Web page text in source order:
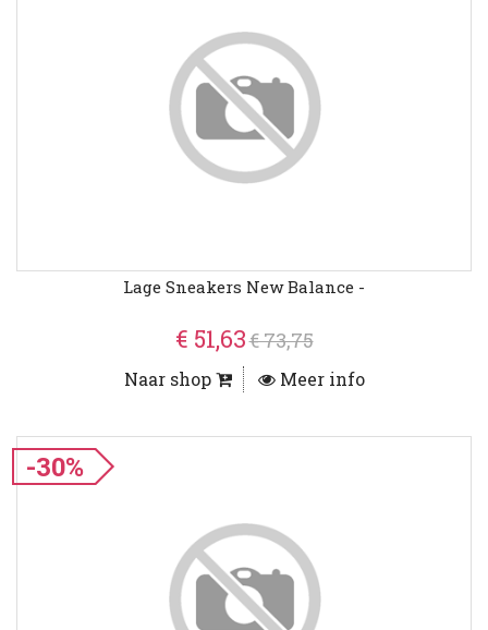
Lage Sneakers New Balance -
€ 51,63€ 73,75
Naar shop Meer info
-30%